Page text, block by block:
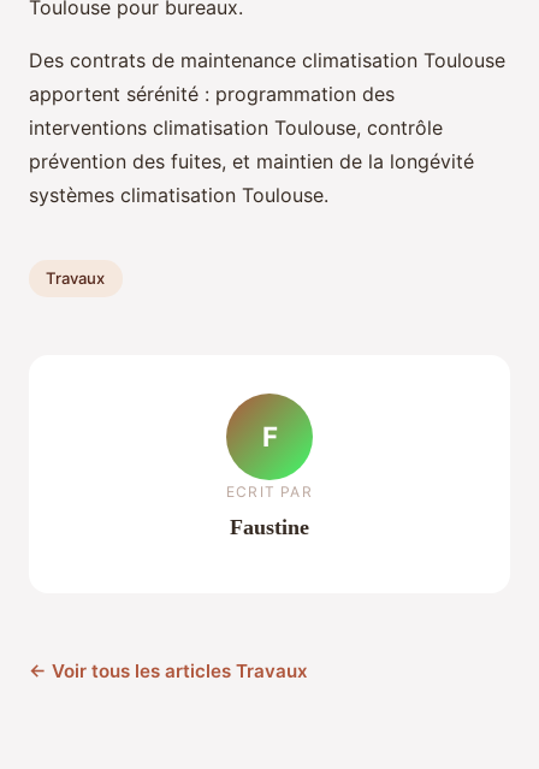
Toulouse pour bureaux.
Des contrats de maintenance climatisation Toulouse
apportent sérénité : programmation des
interventions climatisation Toulouse, contrôle
prévention des fuites, et maintien de la longévité
systèmes climatisation Toulouse.
Travaux
F
ECRIT PAR
Faustine
← Voir tous les articles Travaux